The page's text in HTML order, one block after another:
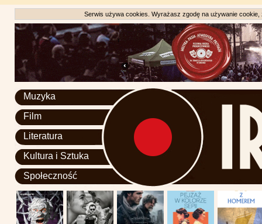
Serwis używa cookies. Wyrażasz zgodę na używanie
Muzyka
Film
Literatura
Kultura i Sztuka
Społeczność